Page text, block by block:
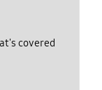
covered